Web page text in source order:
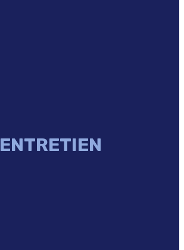
ENTRETIEN